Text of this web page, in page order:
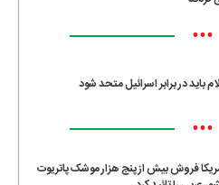
•••
باید در برابر اسرائیل متحد شود
•••
فروش بیش از پنج هزار موشک پاتریوت